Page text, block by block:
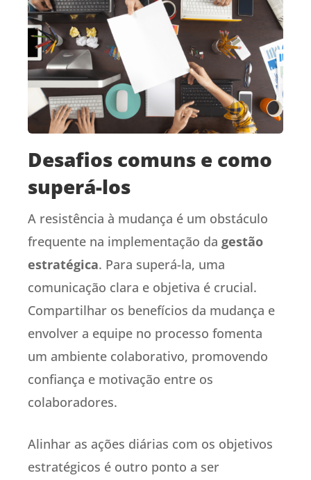
Desafios comuns e como
superá-los
A resistência à mudança é um obstáculo
frequente na implementação da gestão
estratégica. Para superá-la, uma
comunicação clara e objetiva é crucial.
Compartilhar os benefícios da mudança e
envolver a equipe no processo fomenta
um ambiente colaborativo, promovendo
confiança e motivação entre os
colaboradores.
Alinhar as ações diárias com os objetivos
estratégicos é outro ponto a ser